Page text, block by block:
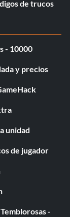
de trucos
- 10000
y precios
unidad
de jugador
-